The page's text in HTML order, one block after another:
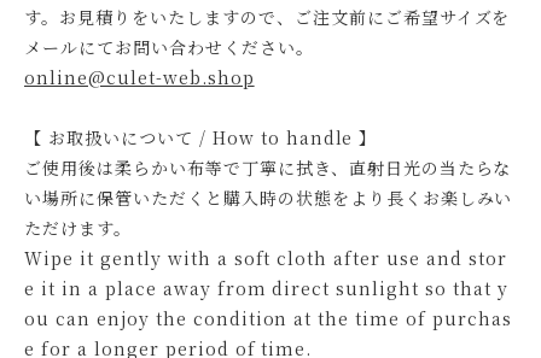
す。お見積りをいたしますので、ご注文前にご希望サイズを
メールにてお問い合わせください。
online@culet-web.shop
【 お取扱いについて / How to handle 】
ご使用後は柔らかい布等で丁寧に拭き、直射日光の当たらな
い場所に保管いただくと購入時の状態をより長くお楽しみい
ただけます。
Wipe it gently with a soft cloth after use and stor
e it in a place away from direct sunlight so that y
ou can enjoy the condition at the time of purchas
e for a longer period of time.